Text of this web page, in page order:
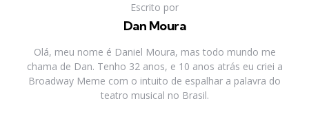
Escrito por
Dan Moura
Olá, meu nome é Daniel Moura, mas todo mundo me
chama de Dan. Tenho 32 anos, e 10 anos atrás eu criei a
Broadway Meme com o intuito de espalhar a palavra do
teatro musical no Brasil.